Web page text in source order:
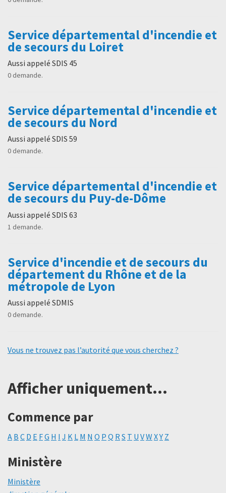
Service départemental d'incendie et
de secours du Loiret
Aussi appelé SDIS 45
0 demande.
Service départemental d'incendie et
de secours du Nord
Aussi appelé SDIS 59
0 demande.
Service départemental d'incendie et
de secours du Puy-de-Dôme
Aussi appelé SDIS 63
1 demande.
Service d'incendie et de secours du
département du Rhône et de la
métropole de Lyon
Aussi appelé SDMIS
0 demande.
Vous ne trouvez pas l’autorité que vous cherchez ?
Afficher uniquement...
Commence par
A B C D E FG H I J K L M N O P Q RS T U VW XY Z
Ministère
Ministère